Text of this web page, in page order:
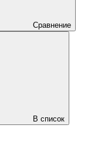
Сравнение
В список